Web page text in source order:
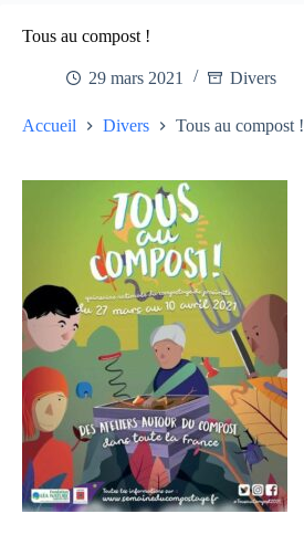
Tous au compost !
29 mars 2021 Divers
Accueil Divers Tous au compost !